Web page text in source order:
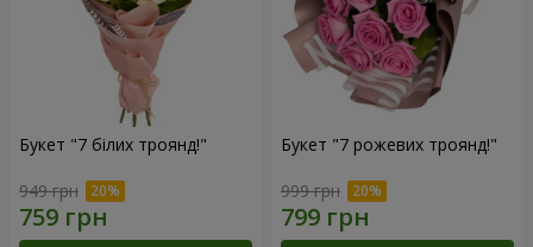
Букет "7 білих троянд!"
949 грн
Букет "7 рожевих троянд!"
999 грн